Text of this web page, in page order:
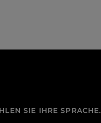
SIE IHRE SPRACHE.